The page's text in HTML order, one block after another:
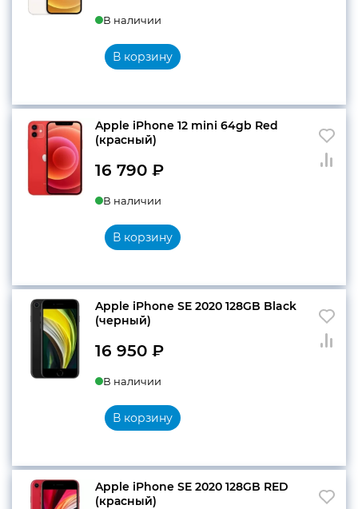
В наличии
В корзину
Apple iPhone 12 mini 64gb Red
(красный)
16 790 ₽
В наличии
В корзину
Apple iPhone SE 2020 128GB Black
(черный)
16 950 ₽
В наличии
В корзину
Apple iPhone SE 2020 128GB RED
(красный)